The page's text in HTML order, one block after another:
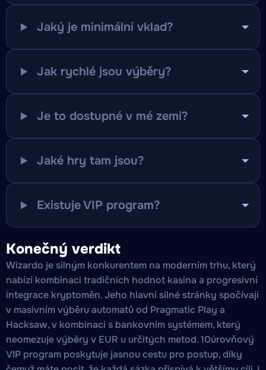
Jaký je minimální vklad?
Jak rychlé jsou výběry?
Je to dostupné v mé zemi?
Jaké hry tam jsou?
Existuje VIP program?
Konečný verdikt
Wizardo je silným konkurentem na moderním trhu, který
nabízí kombinaci tradičních hodnot kasina a progresivní
integrace kryptoměn. Jeho hlavní silné stránky spočívají
v masivním výběru automatů od Pragmatic Play a
Hacksaw, v kombinaci s bankovním systémem, který
neomezuje výběry v EUR u určitých metod. 10úrovňový
VIP program poskytuje jasnou cestu pro postup, díky